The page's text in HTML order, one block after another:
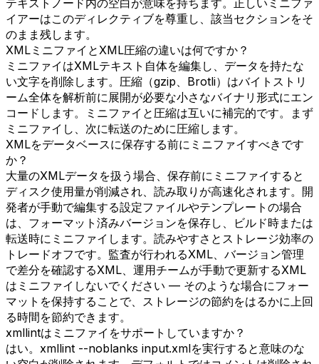
イアーはこのディレクティブを尊重し、該当セクションをそ
のまま残します。
XMLミニファイとXML圧縮の違いは何ですか？
ミニファイはXMLテキスト自体を編集し、データを持たな
い文字を削除します。圧縮（gzip、Brotli）はバイトストリ
ーム全体を解析前に展開が必要な小さなバイナリ形式にエン
コードします。ミニファイと圧縮は互いに補完的です。まず
ミニファイし、次に転送のために圧縮します。
XMLをデータベースに保存する前にミニファイすべきです
か？
大量のXMLデータを扱う場合、保存前にミニファイすると
ディスク使用量が削減され、読み取りが高速化されます。開
発者が手動で編集する設定ファイルやテンプレートの場合
は、フォーマット済みバージョンを保存し、ビルド時または
転送時にミニファイします。読みやすさとストレージ効率の
トレードオフです。監査が行われるXML、バージョン管理
で差分を確認するXML、運用チームが手動で更新するXML
はミニファイしないでください — そのような場合にフォー
マットを保持することで、ストレージの節約をはるかに上回
る時間を節約できます。
xmllintはミニファイをサポートしていますか？
はい。xmllint --noblanks input.xmlを実行すると意味のな